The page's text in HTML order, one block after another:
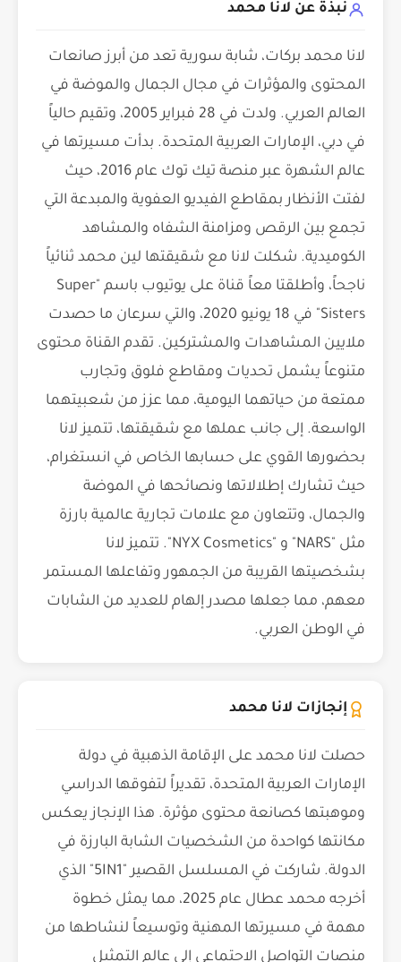
نبذة عن لانا محمد
لانا محمد بركات، شابة سورية تعد من أبرز صانعات
المحتوى والمؤثرات في مجال الجمال والموضة في
العالم العربي. ولدت في 28 فبراير 2005، وتقيم حالياً
في دبي، الإمارات العربية المتحدة. بدأت مسيرتها في
عالم الشهرة عبر منصة تيك توك عام 2016، حيث
لفتت الأنظار بمقاطع الفيديو العفوية والمبدعة التي
تجمع بين الرقص ومزامنة الشفاه والمشاهد
الكوميدية. شكلت لانا مع شقيقتها لين محمد ثنائياً
ناجحاً، وأطلقتا معاً قناة على يوتيوب باسم "Super
Sisters" في 18 يونيو 2020، والتي سرعان ما حصدت
ملايين المشاهدات والمشتركين. تقدم القناة محتوى
متنوعاً يشمل تحديات ومقاطع فلوق وتجارب
ممتعة من حياتهما اليومية، مما عزز من شعبيتهما
الواسعة. إلى جانب عملها مع شقيقتها، تتميز لانا
بحضورها القوي على حسابها الخاص في انستغرام،
حيث تشارك إطلالاتها ونصائحها في الموضة
والجمال، وتتعاون مع علامات تجارية عالمية بارزة
مثل "NARS" و "NYX Cosmetics". تتميز لانا
بشخصيتها القريبة من الجمهور وتفاعلها المستمر
معهم، مما جعلها مصدر إلهام للعديد من الشابات
في الوطن العربي.
إنجازات لانا محمد
حصلت لانا محمد على الإقامة الذهبية في دولة
الإمارات العربية المتحدة، تقديراً لتفوقها الدراسي
وموهبتها كصانعة محتوى مؤثرة. هذا الإنجاز يعكس
مكانتها كواحدة من الشخصيات الشابة البارزة في
الدولة. شاركت في المسلسل القصير "5IN1" الذي
أخرجه محمد عطال عام 2025، مما يمثل خطوة
مهمة في مسيرتها المهنية وتوسيعاً لنشاطها من
منصات التواصل الاجتماعي إلى عالم التمثيل